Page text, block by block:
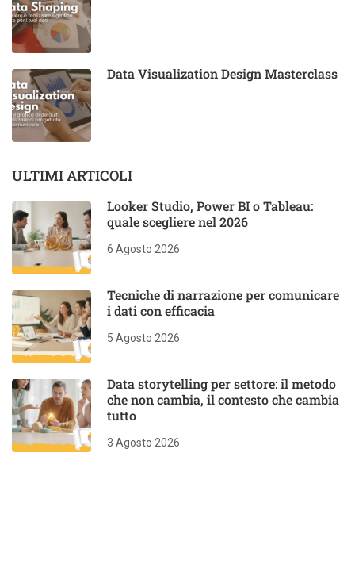
Data Visualization Design Masterclass
ULTIMI ARTICOLI
Looker Studio, Power BI o Tableau:
quale scegliere nel 2026
6 Agosto 2026
Tecniche di narrazione per comunicare
i dati con efficacia
5 Agosto 2026
Data storytelling per settore: il metodo
che non cambia, il contesto che cambia
tutto
3 Agosto 2026